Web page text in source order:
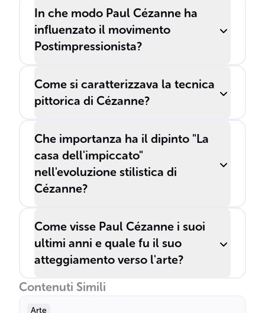
In che modo Paul Cézanne ha
influenzato il movimento
Postimpressionista?
Come si caratterizzava la tecnica
pittorica di Cézanne?
Che importanza ha il dipinto "La
casa dell'impiccato"
nell'evoluzione stilistica di
Cézanne?
Come visse Paul Cézanne i suoi
ultimi anni e quale fu il suo
atteggiamento verso l'arte?
Contenuti Simili
Arte